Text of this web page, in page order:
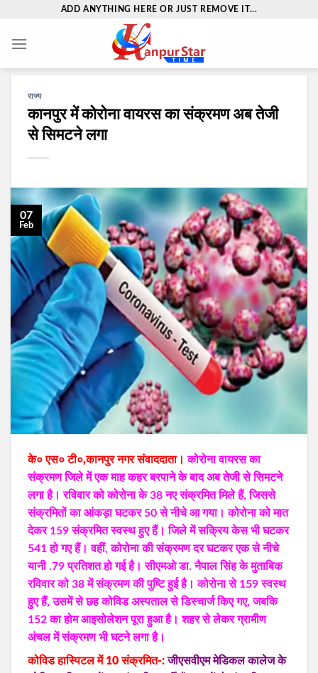
content
ADD ANYTHING HERE OR JUST REMOVE IT...
राज्य
कानपुर में कोरोना वायरस का संक्रमण अब तेजी
से सिमटने लगा
07
Feb
के० एस० टी०,कानपुर नगर संवाददाता। कोरोना वायरस का
संक्रमण जिले में एक माह कहर बरपाने के बाद अब तेजी से सिमटने
लगा है। रविवार को कोरोना के 38 नए संक्रमित मिले हैं, जिससे
संक्रमितों का आंकड़ा घटकर 50 से नीचे आ गया। कोरोना को मात
देकर 159 संक्रमित स्वस्थ हुए हैं। जिले में सक्रिय केस भी घटकर
541 हो गए हैं। वहीं, कोरोना की संक्रमण दर घटकर एक से नीचे
यानी .79 प्रतिशत हो गई है। सीएमओ डा. नैपाल सिंह के मुताबिक
रविवार को 38 में संक्रमण की पुष्टि हुई है। कोरोना से 159 स्वस्थ
हुए हैं, उसमें से छह कोविड अस्पताल से डिस्चार्ज किए गए, जबकि
152 का होम आइसोलेशन पूरा हुआ है। शहर से लेकर ग्रामीण
अंचल में संक्रमण भी घटने लगा है।
कोविड हास्पिटल में 10 संक्रमित-: जीएसवीएम मेडिकल कालेज के